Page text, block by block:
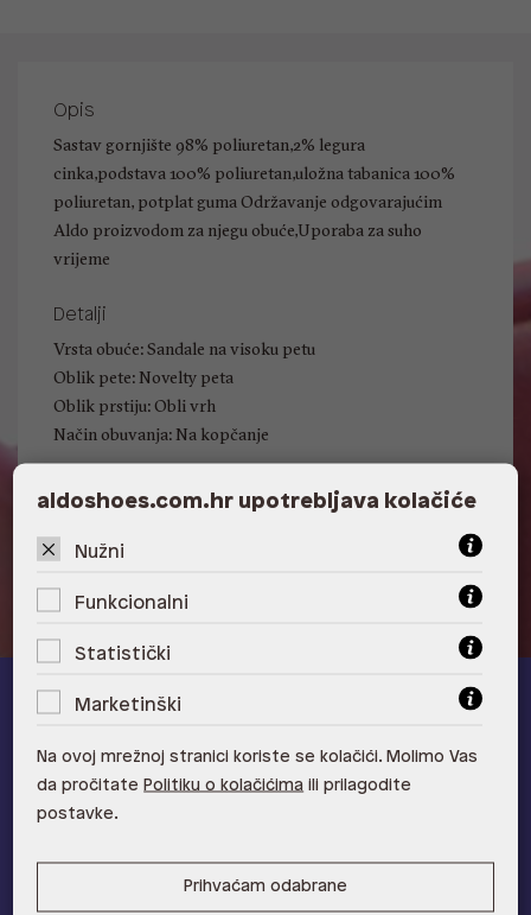
Opis
Sastav gornjište 98% poliuretan,2% legura
cinka,podstava 100% poliuretan,uložna tabanica 100%
poliuretan, potplat guma Održavanje odgovarajućim
Aldo proizvodom za njegu obuće,Uporaba za suho
vrijeme
Detalji
Vrsta obuće: Sandale na visoku petu
Oblik pete: Novelty peta
Oblik prstiju: Obli vrh
Način obuvanja: Na kopčanje
Učlani se u ALDO A-list program vjernostii ostvari 5% popusta
na novu kolekciju!
aldoshoes.com.hr upotrebljava kolačiće
Nužni
Funkcionalni
Statistički
Marketinški
Na ovoj mrežnoj stranici koriste se kolačići. Molimo Vas
da pročitate Politiku o kolačićima ili prilagodite
postavke.
Prihvaćam odabrane